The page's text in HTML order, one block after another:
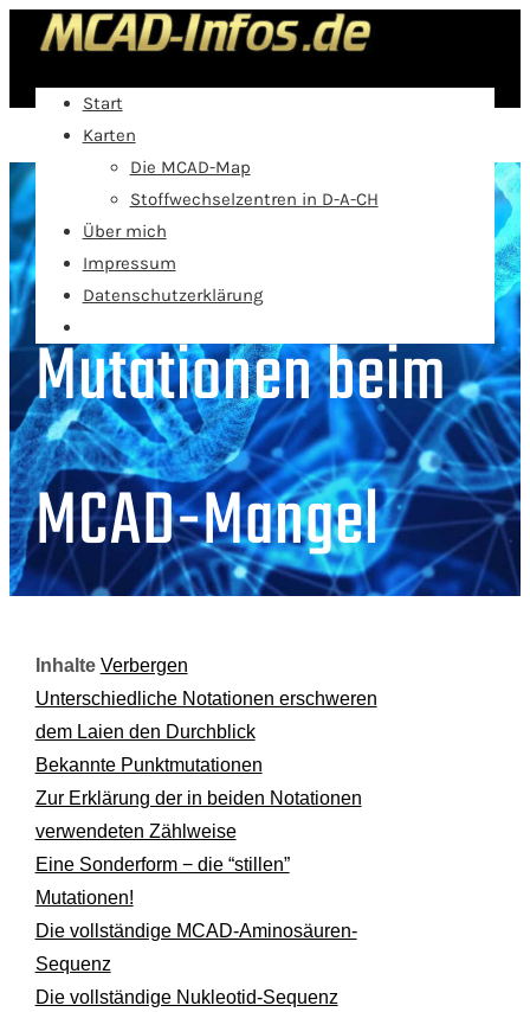
Start
Karten
Die MCAD-Map
Stoffwechselzentren in D-A-CH
Über mich
Impressum
Datenschutzerklärung
Infos zu den
Mutationen beim
MCAD-Mangel
Inhalte Verbergen
Unterschiedliche Notationen erschweren
dem Laien den Durchblick
Bekannte Punktmutationen
Zur Erklärung der in beiden Notationen
verwendeten Zählweise
Eine Sonderform − die “stillen”
Mutationen!
Die vollständige MCAD-Aminosäuren-
Sequenz
Die vollständige Nukleotid-Sequenz